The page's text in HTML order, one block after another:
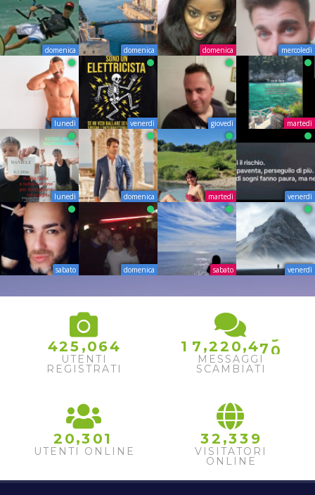
domenica domenica domenica mercoledì
lunedì venerdì giovedì martedì
lunedì domenica martedì venerdì
sabato domenica sabato venerdì
425 ,064
UTENTI
REGISTRATI
1 7 ,22 0,47 0
MESSAGGI
SCAMBIATI
2 0,3 01
UTENTI ONLINE
32 ,33 9
VISITATORI
ONLINE